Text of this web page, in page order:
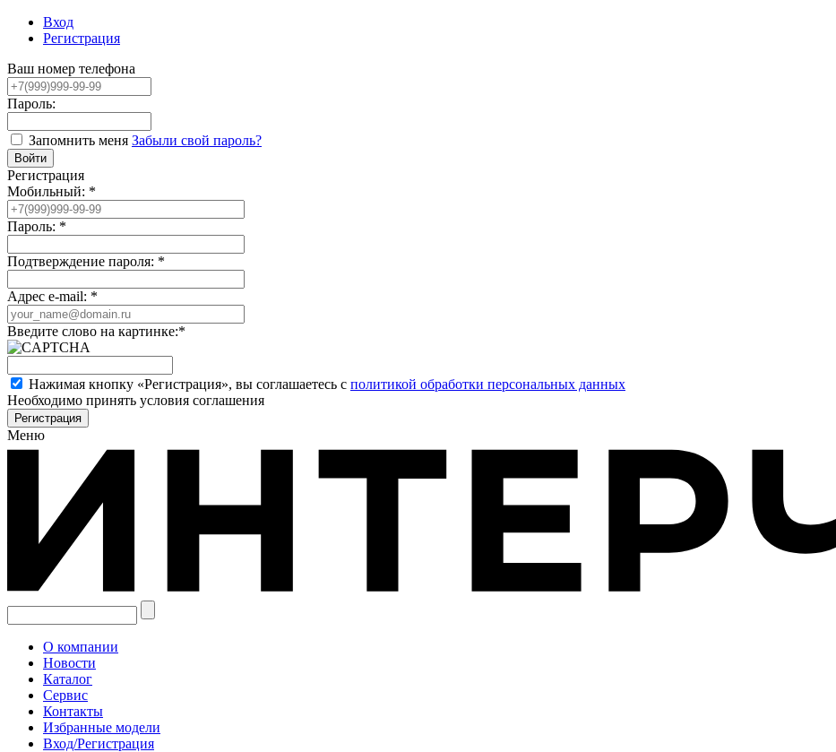
Вход
Регистрация
Ваш номер телефона
Пароль:
Запомнить меня Забыли свой пароль?
Регистрация
Мобильный: *
Пароль: *
Подтверждение пароля: *
Адрес e-mail: *
Введите слово на картинке:*
Нажимая кнопку «Регистрация», вы соглашаетесь с политикой обработки персональных данных
Необходимо принять условия соглашения
Меню
О компании
Новости
Каталог
Сервис
Контакты
Избранные модели
Вход/Регистрация